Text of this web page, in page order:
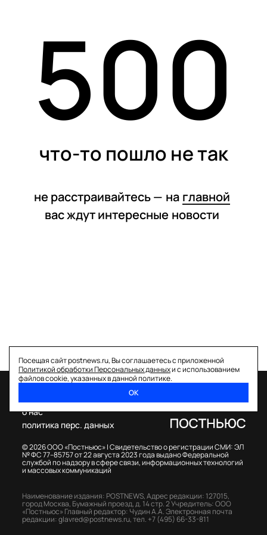
статьи
500
что-то пошло не так
не расстраивайтесь — на главной
вас ждут интересные новости
Посещая сайт postnews.ru, Вы соглашаетесь с приложенной
Политикой обработки Персональных данныхи с использованием
файлов cookie, указанных в данной политике.
ОК
© 2026 ООО «Постньюс» |Свидетельство о регистрации СМИ: ЭЛ
№ ФС 77–85757 от 22 августа 2023 года выдано Федеральной
службой по надзору в сфере связи, информационных технологий
и массовых коммуникаций
о нас
политика перс. данных
Наименование издания: POSTNEWS,Адрес редакции: 127015,
город Москва, Бумажный проезд, д. 14 стр. 2Учредитель: ООО
«Постньюс» Главный редактор: Чудин А.А.Электронная почта
редакции:glavred@postnews.ru,тел. +7 (495) 66-33-811